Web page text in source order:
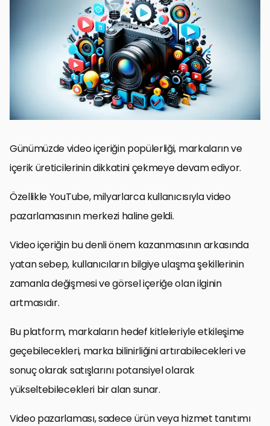
YouTube İçerik Stratejisinin Temelleri
İçerik Üretimi ve Video Kalitesi
YouTube SEO ve Videonun Keşfedilirliği
İzleyici Katılımını ve Etkileşimi Artırma
YouTube Reklamcılığı ve Promosyon Stratejileri
Analitik ve Performans Takibi
YouTube Kanalı Optimizasyonu
Video Pazarlamasının Gücünü Keşfetmek
YouTube Video Pazarlaması SSS
Günümüzde video içeriğin popülerliği, markaların ve
içerik üreticilerinin dikkatini çekmeye devam ediyor.
Özellikle YouTube, milyarlarca kullanıcısıyla video
pazarlamasının merkezi haline geldi.
Video içeriğin bu denli önem kazanmasının arkasında
yatan sebep, kullanıcıların bilgiye ulaşma şekillerinin
zamanla değişmesi ve görsel içeriğe olan ilginin
artmasıdır.
Bu platform, markaların hedef kitleleriyle etkileşime
geçebilecekleri, marka bilinirliğini artırabilecekleri ve
sonuç olarak satışlarını potansiyel olarak
yükseltebilecekleri bir alan sunar.
Video pazarlaması, sadece ürün veya hizmet tanıtımı